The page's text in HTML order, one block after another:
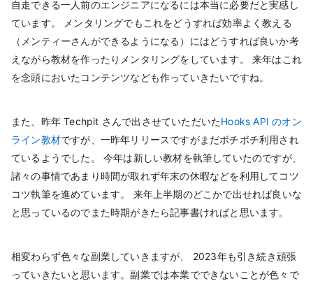
自走できる一人前のエンジニアになるには本当に必要だと実感し
ています。 メンタリングでもこれをどうすれば効率よく教える
（メンティーさんができるようになる）にはどうすれば良いか考
えながら教材を作ったりメンタリングをしています。 来年はこれ
を念頭においたコンテンツなども作っていきたいですね。
また、昨年 Techpit さんで出させていただいたHooks API のオン
ライン教材ですが、一昨年リリースですがまだボチボチ利用され
ているようでした。 今年は新しい教材を執筆していたのですが、
諸々の事情であまり時間が取れず年末の休暇などを利用してコツ
コツ執筆を進めています。 来年上半期のどこかで出せれば良いな
と思っているのでまた時期がきたら記事書ければと思います。
相変わらず色々な副業していきますが、 2023年も引き続き頑張
っていきたいと思います。副業では本業でできないことが色々で